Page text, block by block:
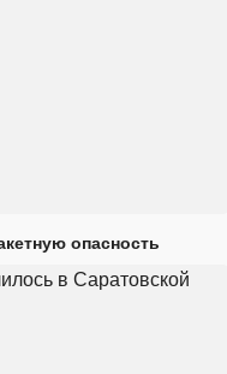
опасность